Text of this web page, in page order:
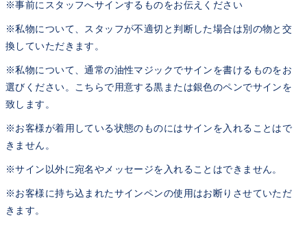
※事前にスタッフへサインするものをお伝えください
※私物について、スタッフが不適切と判断した場合は別の物と交
換していただきます。
※私物について、通常の油性マジックでサインを書けるものをお
選びください。こちらで用意する黒または銀色のペンでサインを
致します。
※お客様が着用している状態のものにはサインを入れることはで
きません。
※サイン以外に宛名やメッセージを入れることはできません。
※お客様に持ち込まれたサインペンの使用はお断りさせていただ
きます。